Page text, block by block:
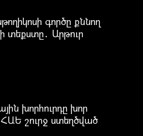
գործը քննող
տեքստը․ Արթուր
խորհուրդը խոր
ՀԱԵ շուրջ ստեղծված